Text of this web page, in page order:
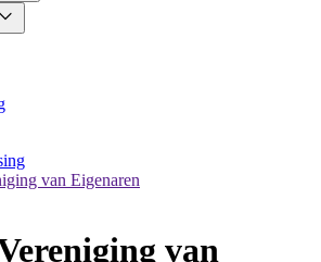
van Eigenaren
van